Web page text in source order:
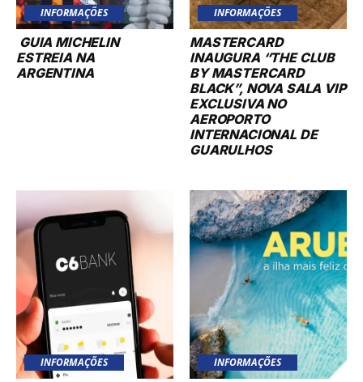
INFORMAÇÕES
GUIA MICHELIN
ESTREIA NA
ARGENTINA
INFORMAÇÕES
MASTERCARD
INAUGURA “THE CLUB
BY MASTERCARD
BLACK”, NOVA SALA VIP
EXCLUSIVA NO
AEROPORTO
INTERNACIONAL DE
GUARULHOS
INFORMAÇÕES INFORMAÇÕES